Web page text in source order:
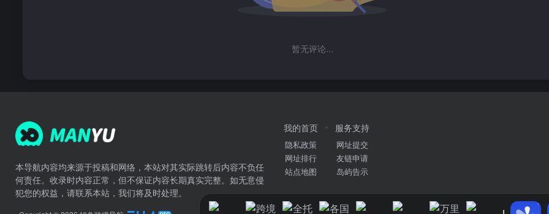
暂无评论...
本导航内容均来源于投稿和网络，本站对其实际跳转后内容不负任
何责任。收录时内容正常，但不保证内容长期真实完整。如无意侵
犯您的权益，请联系本站，我们将及时处理。
我的首页
隐私政策
网址排行
站点地图
服务支持
网址提交
友链申请
岛屿告示